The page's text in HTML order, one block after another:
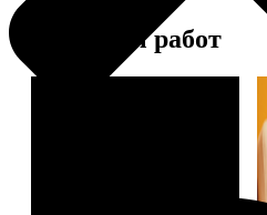
Примеры работ